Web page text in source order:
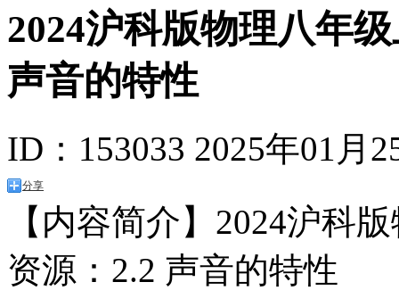
2024沪科版物理八年
声音的特性
ID：153033 2025年01月
分享
【内容简介】2024沪科
资源：2.2 声音的特性